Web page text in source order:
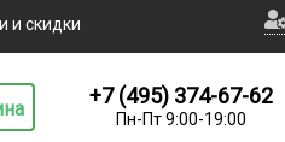
и скидки
+7 (495) 374-67-62
Пн-Пт 9:00-19:00